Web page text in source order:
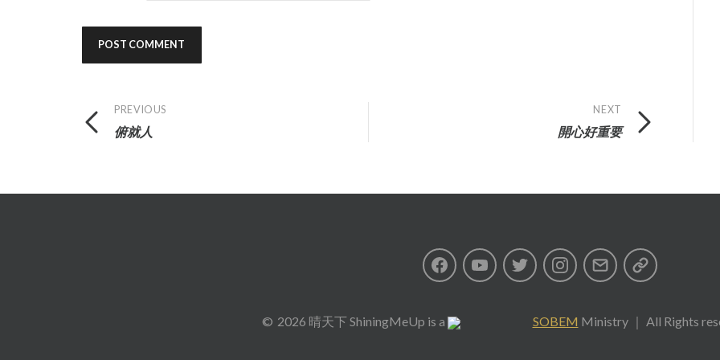
Post
navigation
PREVIOUS
俯就人
NEXT
開心好重要
FacebookYoutubeTwitter InstagramEmail
私
2026 晴天下 ShiningMeUp is a SOBEM Ministry ｜ All Rights